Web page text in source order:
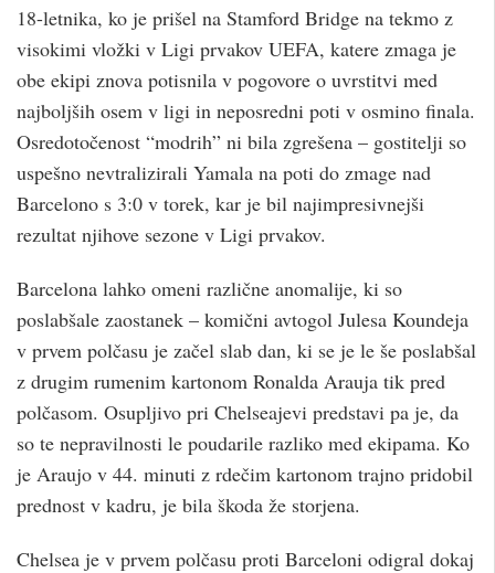
18-letnika, ko je prišel na Stamford Bridge na tekmo z
visokimi vložki v Ligi prvakov UEFA, katere zmaga je
obe ekipi znova potisnila v pogovore o uvrstitvi med
najboljših osem v ligi in neposredni poti v osmino finala.
Osredotočenost “modrih” ni bila zgrešena – gostitelji so
uspešno nevtralizirali Yamala na poti do zmage nad
Barcelono s 3:0 v torek, kar je bil najimpresivnejši
rezultat njihove sezone v Ligi prvakov.
Barcelona lahko omeni različne anomalije, ki so
poslabšale zaostanek – komični avtogol Julesa Koundeja
v prvem polčasu je začel slab dan, ki se je le še poslabšal
z drugim rumenim kartonom Ronalda Arauja tik pred
polčasom. Osupljivo pri Chelseajevi predstavi pa je, da
so te nepravilnosti le poudarile razliko med ekipama. Ko
je Araujo v 44. minuti z rdečim kartonom trajno pridobil
prednost v kadru, je bila škoda že storjena.
Chelsea je v prvem polčasu proti Barceloni odigral dokaj